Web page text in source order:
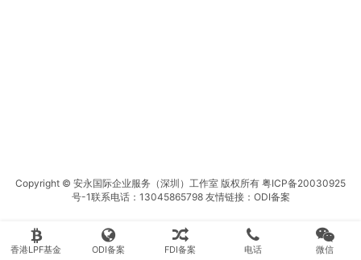
Copyright © 安永国际企业服务（深圳）工作室 版权所有 粤ICP备20030925
号-1联系电话：13045865798 友情链接： ODI备案
香港LPF基金 ODI备案 FDI备案 电话 微信